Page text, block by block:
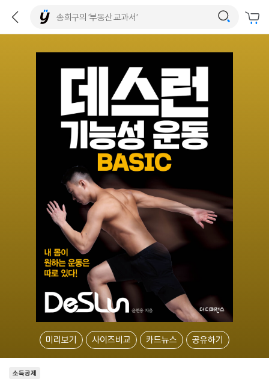
미리보기 사이즈비교 카드뉴스 공유하기
소득공제